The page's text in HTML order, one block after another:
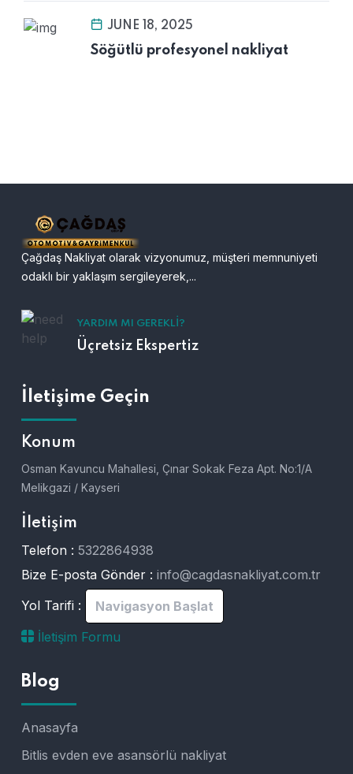
JUNE 18, 2025
Söğütlü profesyonel nakliyat
Çağdaş Nakliyat olarak vizyonumuz, müşteri memnuniyeti
odaklı bir yaklaşım sergileyerek,...
YARDIM MI GEREKLI?
Üçretsiz Ekspertiz
İletişime Geçin
Konum
Osman Kavuncu Mahallesi, Çınar Sokak Feza Apt. No:1/A
Melikgazi / Kayseri
İletişim
Telefon : 5322864938
Bize E-posta Gönder : info@cagdasnakliyat.com.tr
Yol Tarifi :
Navigasyon Başlat
İletişim Formu
Blog
Anasayfa
Bitlis evden eve asansörlü nakliyat